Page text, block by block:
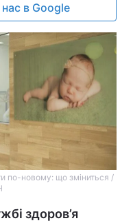
в Google
по-новому: що зміниться /
здоров’я